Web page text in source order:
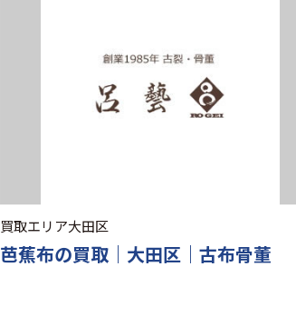
買取エリア大田区
芭蕉布の買取｜大田区｜古布骨董